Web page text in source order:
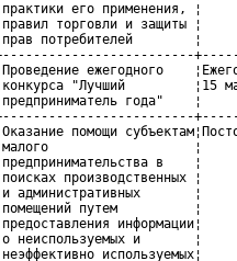
его
торговли и
потребителей
ежегодного
"Лучший         ¦15
года"    ¦
помощи
¦
в    ¦
административных
путем
неиспользуемых и